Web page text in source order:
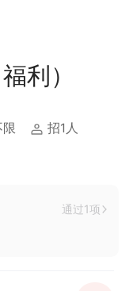
利）
限 招1人
通过1项